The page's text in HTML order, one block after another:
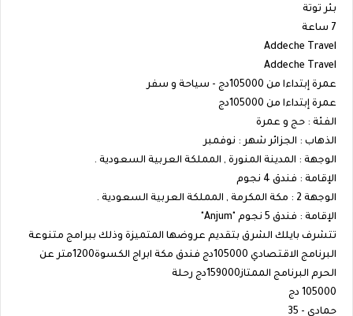
بئر توتة
7 ساعة
Addeche Travel
Addeche Travel
عمرة إبتداءا من 105000دج - سياحة و سفر
عمرة إبتداءا من 105000دج
الفئة : حج و عمرة
الذهاب : الجزائر شهر : نوفمبر
الوجهة : المدينة المنورة , المملكة العربية السعودية .
الإقامة : فندق 4 نجوم
الوجهة 2 : مكة المكرمة , المملكة العربية السعودية .
الإقامة : فندق 5 نجوم "Anjum"
تتشرف بايلك الشرق بتقديم عروضها المتميزة وذلك ببرامج متنوعة
البرنامج الاقتصادي 105000دج فندق مكة ابراج الكسوة1200متر عن
الحرم البرنامج الممتاز159000دج رحلة
105000 دج
حمادي - 35